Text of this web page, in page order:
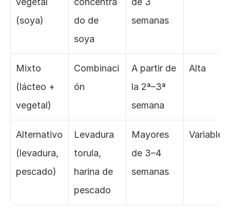
(soya)
do de
soya
semanas
Mixto
(lácteo +
vegetal)
Combinaci
ón
A partir de
la 2ª–3ª
semana
Alta
Alternativo
(levadura,
pescado)
Levadura
torula,
harina de
pescado
Mayores
de 3–4
semanas
Variable